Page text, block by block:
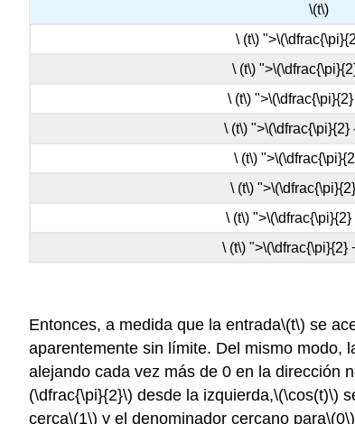
\(t\)
\ (t\) ">
\ (t\) ">
\ (t\) ">
\ (t\) ">\(\dfrac{\pi}{2}
\ (t\) ">
\ (t\) ">
\ (t\) ">
\ (t\) ">\(\dfrac{\pi}{2}
Entonces, a medida que la entrada\(t\) se
aparentemente sin límite. Del mismo modo,
alejando cada vez más de 0 en la dirección
(\dfrac{\pi}{2}\) desde la izquierda,\(\cos(t)\)
cerca\(1\) y el denominador cercano para\(0\)